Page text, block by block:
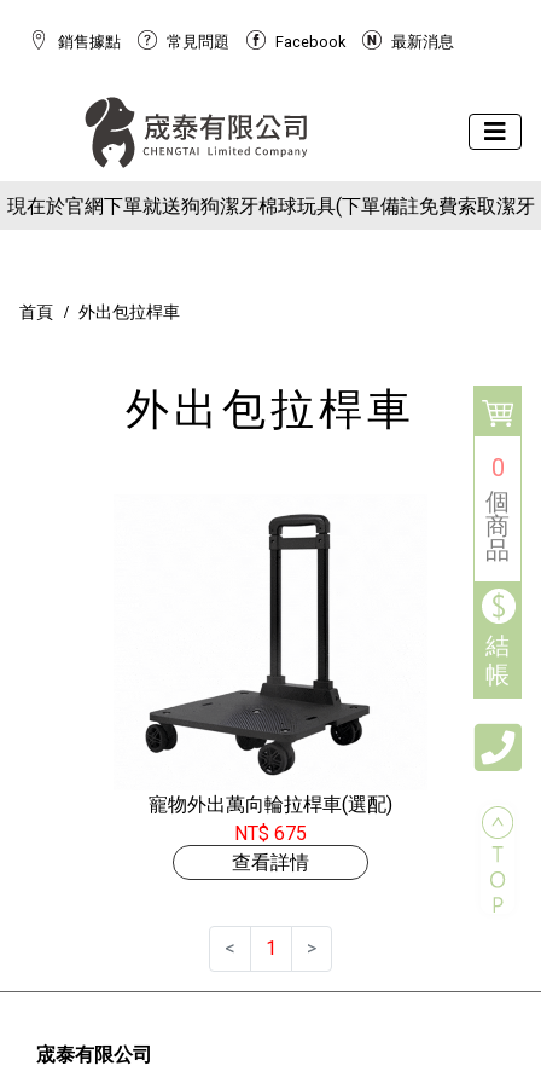
0
個
商
品
結
帳
銷售據點 常見問題 Facebook 最新消息
博覽會
現在於官網下單就送狗狗潔牙棉球玩具(下單備註免費索取潔牙
首頁 外出包拉桿車
外出包拉桿車
寵物外出萬向輪拉桿車(選配)
NT$ 675
查看詳情
< 1 >
宬泰有限公司